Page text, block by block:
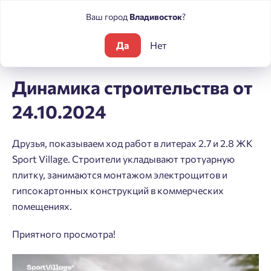
Динамика строительства от 24.10.2024
Динамика строительства от
24.10.2024
Друзья, показываем ход работ в литерах 2.7 и 2.8 ЖК
Sport Village. Строители укладывают тротуарную
плитку, занимаются монтажом электрощитов и
гипсокартонных конструкций в коммерческих
помещениях.
Приятного просмотра!
Ваш город Владивосток?
Да Нет